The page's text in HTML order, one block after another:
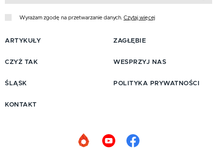
Wyrażam zgodę na przetwarzanie danych. Czytaj więcej
ARTYKUŁY
CZYŻ TAK
ŚLĄSK
ZAGŁĘBIE
WESPRZYJ NAS
POLITYKA PRYWATNOŚCI
KONTAKT